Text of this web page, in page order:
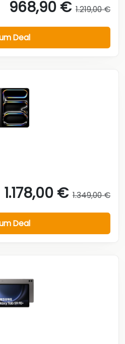
968,90 € 1.219,00 €
Deal
1.178,00 € 1.349,00 €
Deal